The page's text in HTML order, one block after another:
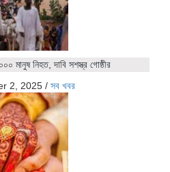
মানুষ নিহত, দাবি সশস্ত্র গোষ্ঠীর
2, 2025 / সব খবর